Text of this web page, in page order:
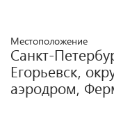
Местоположение
Санкт-
Егорьевск,
аэродром,